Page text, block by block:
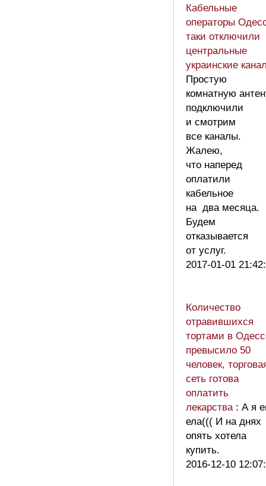
Кабельные
операторы
таки отключили
центральные
украинские
Простую
комнатную
подключили
и смотрим
все каналы.
Жалею,
что наперед
оплатили
кабельное
на два месяца.
Будем
отказывается
от услуг.
2017-01-01
Количество
отравившихся
тортами в
превысило 50
человек,
сеть готова
оплатить
лекарства : А я
ела((( И на днях
опять хотела
купить.
2016-12-10